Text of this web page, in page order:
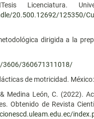
Licenciatura.
20.500.12692/125350/
dirigida a la
3606/360671311018/
de motricidad.
Medina León, C. (2022).
Obtenido de Revista